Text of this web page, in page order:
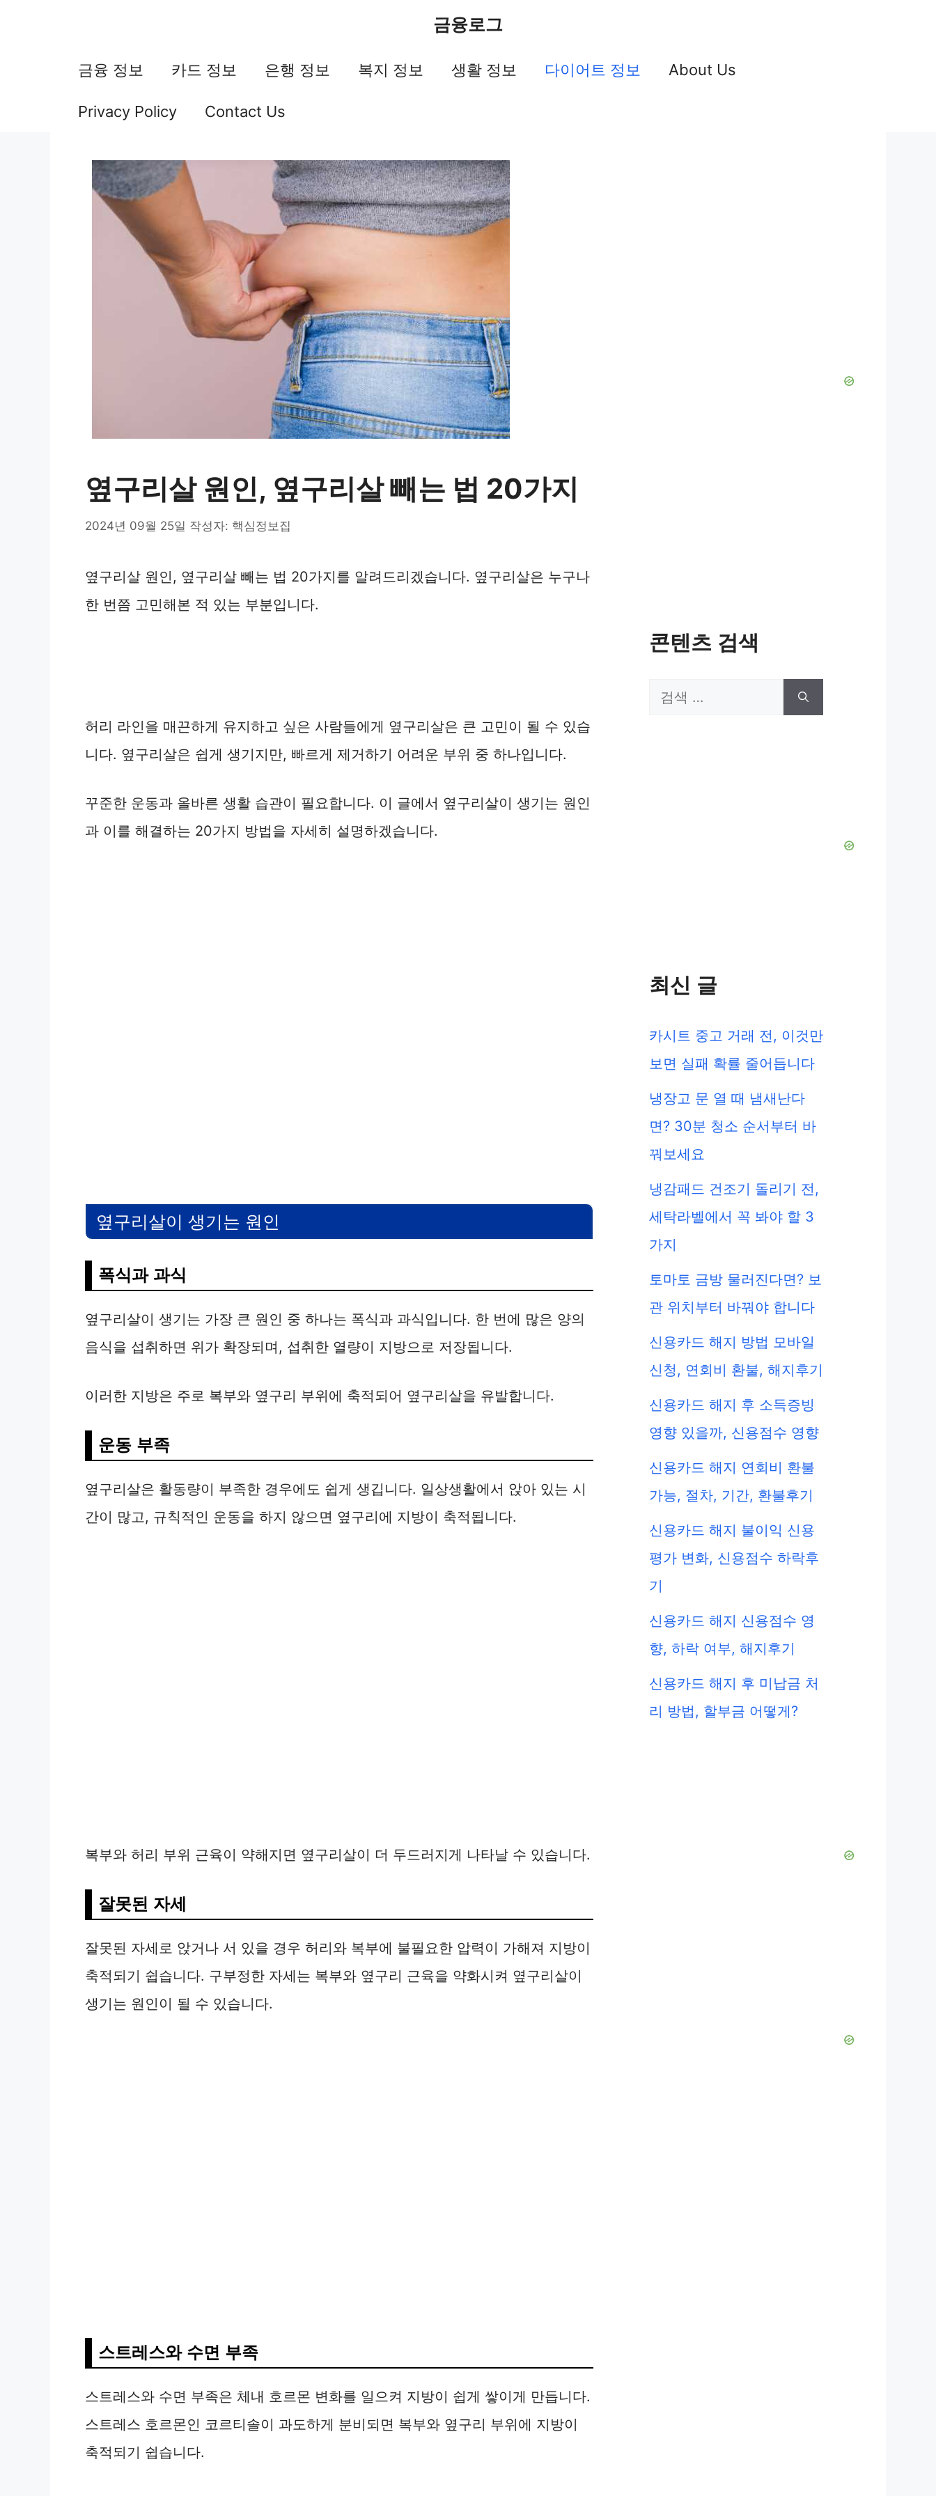
금융로그
금융 정보 카드 정보 은행 정보 복지 정보 생활 정보 다이어트 정보 About Us
Privacy Policy Contact Us
옆구리살 원인, 옆구리살 빼는 법 20가지
2024년 09월 25일 작성자: 핵심정보집
옆구리살 원인, 옆구리살 빼는 법 20가지를 알려드리겠습니다. 옆구리살은 누구나
한 번쯤 고민해본 적 있는 부분입니다.
허리 라인을 매끈하게 유지하고 싶은 사람들에게 옆구리살은 큰 고민이 될 수 있습
니다. 옆구리살은 쉽게 생기지만, 빠르게 제거하기 어려운 부위 중 하나입니다.
꾸준한 운동과 올바른 생활 습관이 필요합니다. 이 글에서 옆구리살이 생기는 원인
과 이를 해결하는 20가지 방법을 자세히 설명하겠습니다.
옆구리살이 생기는 원인
폭식과 과식
옆구리살이 생기는 가장 큰 원인 중 하나는 폭식과 과식입니다. 한 번에 많은 양의
음식을 섭취하면 위가 확장되며, 섭취한 열량이 지방으로 저장됩니다.
이러한 지방은 주로 복부와 옆구리 부위에 축적되어 옆구리살을 유발합니다.
운동 부족
옆구리살은 활동량이 부족한 경우에도 쉽게 생깁니다. 일상생활에서 앉아 있는 시
간이 많고, 규칙적인 운동을 하지 않으면 옆구리에 지방이 축적됩니다.
복부와 허리 부위 근육이 약해지면 옆구리살이 더 두드러지게 나타날 수 있습니다.
잘못된 자세
잘못된 자세로 앉거나 서 있을 경우 허리와 복부에 불필요한 압력이 가해져 지방이
축적되기 쉽습니다. 구부정한 자세는 복부와 옆구리 근육을 약화시켜 옆구리살이
생기는 원인이 될 수 있습니다.
스트레스와 수면 부족
스트레스와 수면 부족은 체내 호르몬 변화를 일으켜 지방이 쉽게 쌓이게 만듭니다.
스트레스 호르몬인 코르티솔이 과도하게 분비되면 복부와 옆구리 부위에 지방이
축적되기 쉽습니다.
콘텐츠 검색
검
최신 글
카시트 중고 거래 전, 이것만
보면 실패 확률 줄어듭니다
냉장고 문 열 때 냄새난다
면? 30분 청소 순서부터 바
꿔보세요
냉감패드 건조기 돌리기 전,
세탁라벨에서 꼭 봐야 할 3
가지
토마토 금방 물러진다면? 보
관 위치부터 바꿔야 합니다
신용카드 해지 방법 모바일
신청, 연회비 환불, 해지후기
신용카드 해지 후 소득증빙
영향 있을까, 신용점수 영향
신용카드 해지 연회비 환불
가능, 절차, 기간, 환불후기
신용카드 해지 불이익 신용
평가 변화, 신용점수 하락후
기
신용카드 해지 신용점수 영
향, 하락 여부, 해지후기
신용카드 해지 후 미납금 처
리 방법, 할부금 어떻게?